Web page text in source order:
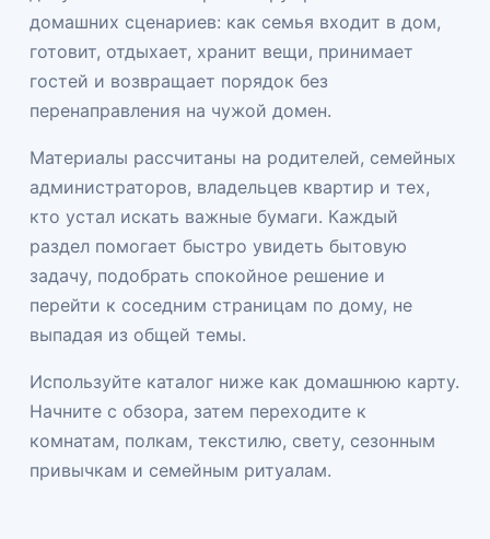
домашних сценариев: как семья входит в дом,
готовит, отдыхает, хранит вещи, принимает
гостей и возвращает порядок без
перенаправления на чужой домен.
Материалы рассчитаны на родителей, семейных
администраторов, владельцев квартир и тех,
кто устал искать важные бумаги. Каждый
раздел помогает быстро увидеть бытовую
задачу, подобрать спокойное решение и
перейти к соседним страницам по дому, не
выпадая из общей темы.
Используйте каталог ниже как домашнюю карту.
Начните с обзора, затем переходите к
комнатам, полкам, текстилю, свету, сезонным
привычкам и семейным ритуалам.